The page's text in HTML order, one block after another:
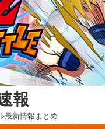
報
最新情報まとめ